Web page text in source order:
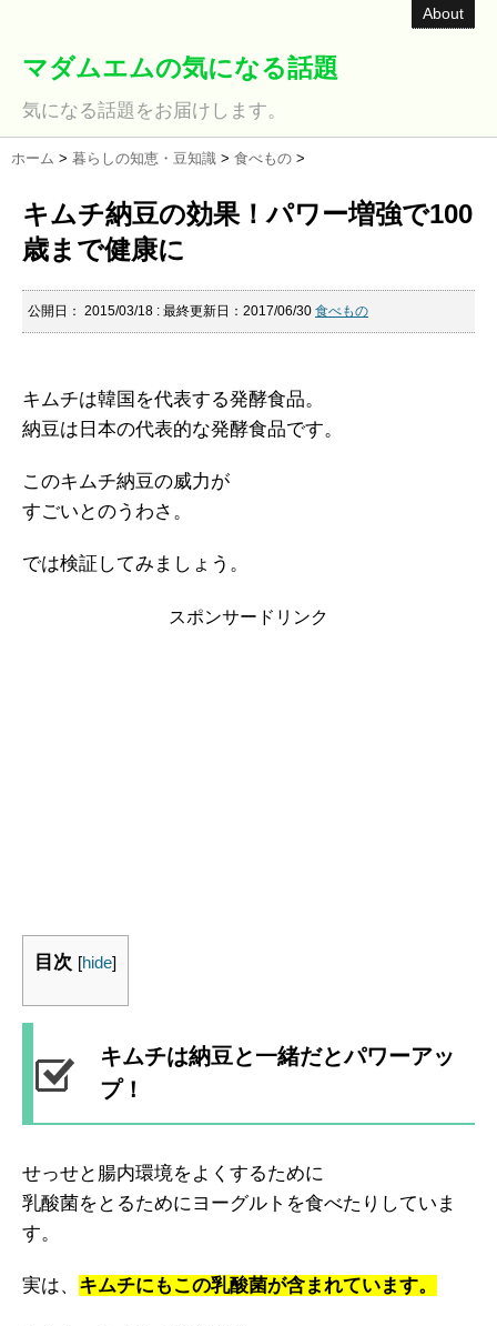
About
マダムエムの気になる話題
気になる話題をお届けします。
ホーム > 暮らしの知恵・豆知識 > 食べもの >
キムチ納豆の効果！パワー増強で100
歳まで健康に
公開日： 2015/03/18 : 最終更新日：2017/06/30 食べもの
キムチは韓国を代表する発酵食品。
納豆は日本の代表的な発酵食品です。
このキムチ納豆の威力が
すごいとのうわさ。
では検証してみましょう。
スポンサードリンク
目次 [hide]
キムチは納豆と一緒だとパワーアッ
プ！
せっせと腸内環境をよくするために
乳酸菌をとるためにヨーグルトを食べたりしていま
す。
実は、 キムチにもこの乳酸菌が含まれています。